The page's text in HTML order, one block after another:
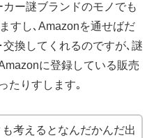
ー謎ブランドのモノでも
すし､Amazonを通せばだ
換してくれるのですが､謎
に登録している販売
たりすします｡
考えるとなんだかんだ出